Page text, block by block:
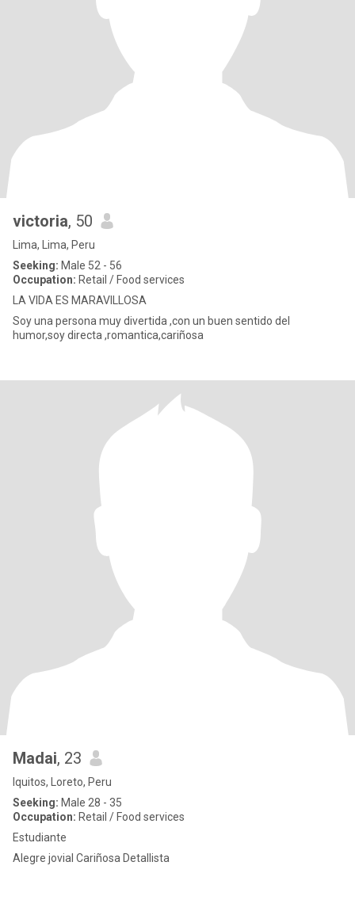
victoria, 50
Lima, Lima, Peru
Seeking: Male 52 - 56
Occupation: Retail / Food services
LA VIDA ES MARAVILLOSA
Soy una persona muy divertida ,con un buen sentido del
humor,soy directa ,romantica,cariñosa
Madai, 23
Iquitos, Loreto, Peru
Seeking: Male 28 - 35
Occupation: Retail / Food services
Estudiante
Alegre jovial Cariñosa Detallista